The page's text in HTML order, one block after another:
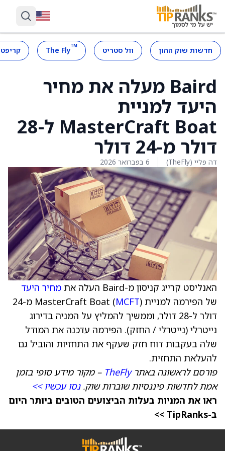
חדשות שוק ההון וול סטריט ™
The Fly
Baird מעלה את מחיר
היעד למניית
MasterCraft Boat ל-28
דולר מ-24 דולר
דה פליי (TheFly) 6 בפברואר 2026
האנליסט קרייג קניסון מ-Baird העלה את
מחיר היעד
של הפירמה למניית MasterCraft Boat ( MCFT
) מ-24
דולר ל-28 דולר, וממשיך להמליץ על המניה בדירוג
נייטרלי (נייטרלי / החזק). הפירמה עדכנה את המודל
שלה בעקבות דוח חזק שעקף את התחזיות והוביל גם
להעלאת התחזית.
פורסם לראשונה באתרTheFly – מקור מידע סופי בזמן
אמת לחדשות פיננסיות שוברות שוק.נסו עכשיו >>
ראו את המניות בעלות הביצועים הטובים ביותר היום
ב-TipRanks >>